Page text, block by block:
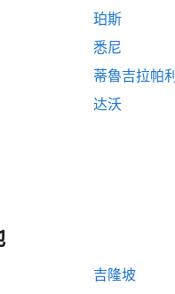
珀斯
悉尼
蒂魯吉拉帕利
达沃
吉隆坡